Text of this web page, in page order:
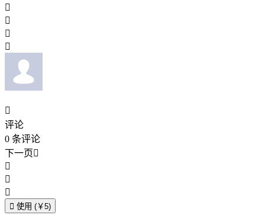





评论
0 条评论
下一页



 使用 (￥5)